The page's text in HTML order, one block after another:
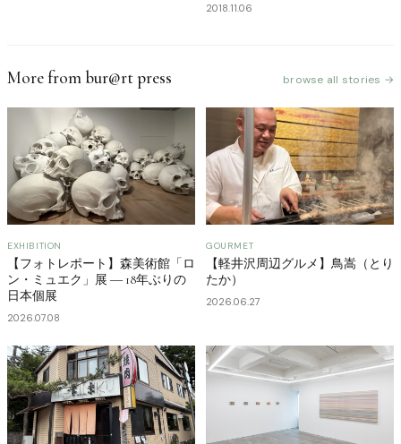
2018.11.06
More from bur@rt press browse all stories →
EXHIBITION
【フォトレポート】森美術館「ロ
ン・ミュエク」展 ― 18年ぶりの
日本個展
2026.07.08
GOURMET
【軽井沢周辺グルメ】鳥嵩（とり
たか）
2026.06.27